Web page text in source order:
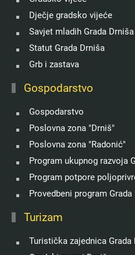
Dječje gradsko vijeće
Savjet mladih Grada Drniša
Statut Grada Drniša
Grb i zastava
Gospodarstvo
Gospodarstvo
Poslovna zona "Drniš"
Poslovna zona "Radonić"
Program ukupnog razvoja
Program potpore
Provedbeni program Grada
Turizam
Turistička zajednica Grada